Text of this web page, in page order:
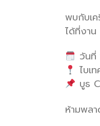
พบกับเ
ได้ที่งา
วันที่
ไบเ
บูธ
ห้ามพล